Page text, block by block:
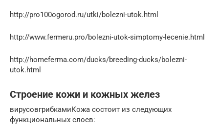
http://pro100ogorod.ru/utki/bolezni-utok.html
http://www.fermeru.pro/bolezni-utok-simptomy-lecenie.html
http://homeferma.com/ducks/breeding-ducks/bolezni-
utok.html
Строение кожи и кожных желез
вирусовгрибкамиКожа состоит из следующих
функциональных слоев: